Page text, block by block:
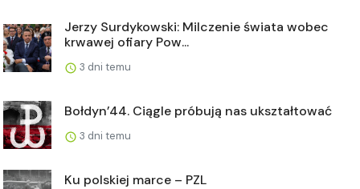
Jerzy Surdykowski: Milczenie świata wobec
krwawej ofiary Pow...
3 dni temu
Bołdyn’44. Ciągle próbują nas ukształtować
3 dni temu
Ku polskiej marce – PZL